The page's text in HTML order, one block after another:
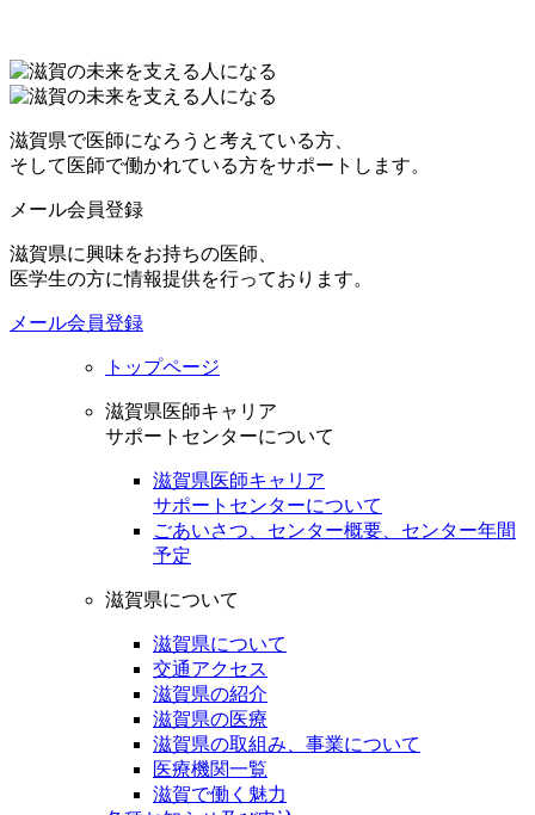
滋賀県で医師になろうと考えている方、
そして医師で働かれている方をサポートします。
メール会員登録
滋賀県に興味をお持ちの医師、
医学生の方に情報提供を行っております。
メール会員登録
トップページ
滋賀県医師キャリア
サポートセンターについて
滋賀県医師キャリア
サポートセンターについて
ごあいさつ、センター概要、センター年間
予定
滋賀県について
滋賀県について
交通アクセス
滋賀県の紹介
滋賀県の医療
滋賀県の取組み、事業について
医療機関一覧
滋賀で働く魅力